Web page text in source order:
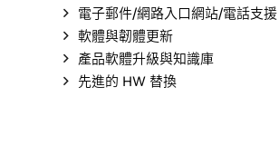
電子郵件/網路入口網站/電話支援
軟體與韌體更新
產品軟體升級與知識庫
先進的 HW 替換